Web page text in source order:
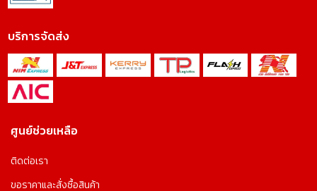
บริการจัดส่ง
ศูนย์ช่วยเหลือ
ติดต่อเรา
ขอราคาและสั่งซื้อสินค้า